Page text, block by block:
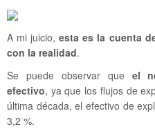
A mi juicio,esta es la cuenta
con la realidad.
Se puede observar que el
efectivo, ya que los flujos de
última década, el efectivo de
3,2 %.